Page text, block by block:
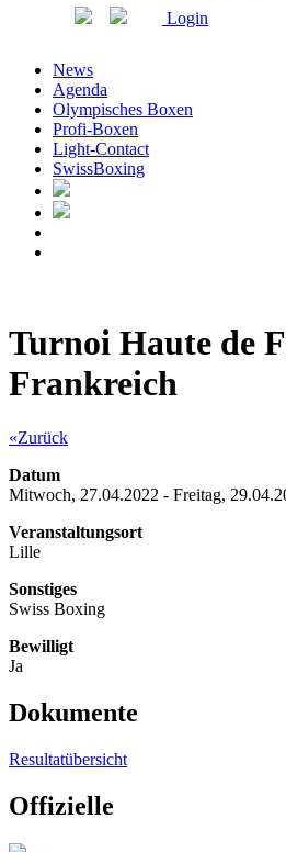
Login
News
Agenda
Olympisches Boxen
Profi-Boxen
Light-Contact
SwissBoxing
Turnoi Haute de
Frankreich
«Zurück
Datum
Mitwoch, 27.04.2022 - Freitag,
Veranstaltungsort
Lille
Sonstiges
Swiss Boxing
Bewilligt
Ja
Dokumente
Resultatübersicht
Offizielle